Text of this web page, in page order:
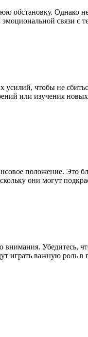
Однако
связи с
усилий, чтобы не
или изучения
положение. Это
они могут
Убедитесь,
играть важную роль